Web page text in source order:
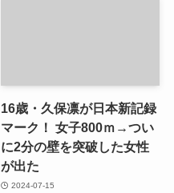
16歳・久保凛が日本新記録
マーク！ 女子800ｍ→つい
に2分の壁を突破した女性
が出た
2024-07-15